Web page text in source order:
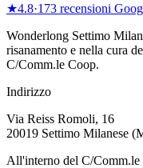
★4.8·173 recensioni
Wonderlong Settimo
risanamento e nella cura
C/Comm.le Coop.
Indirizzo
Via Reiss Romoli, 16
20019 Settimo Milanese
All'interno del C/Comm.le